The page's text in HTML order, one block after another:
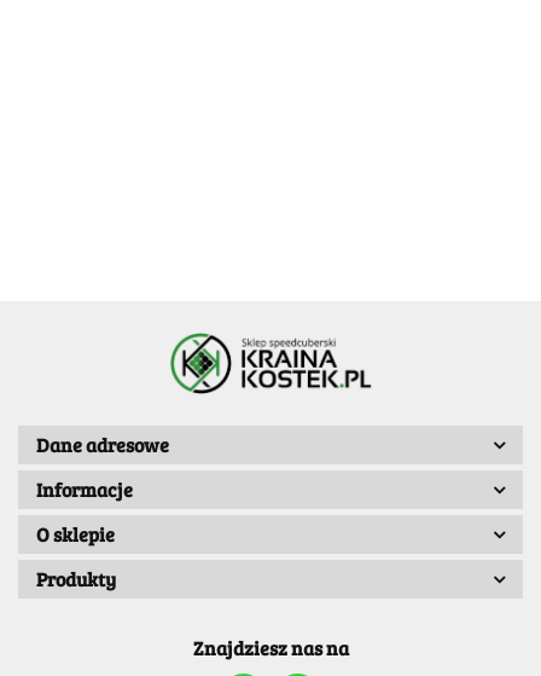
Dane adresowe
Informacje
O sklepie
Produkty
Znajdziesz nas na